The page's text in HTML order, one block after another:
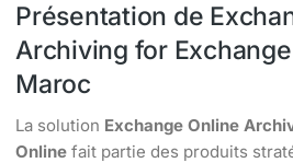
Présentation de
Archiving for
Maroc
La solution Exchange Online
Online fait partie des produits